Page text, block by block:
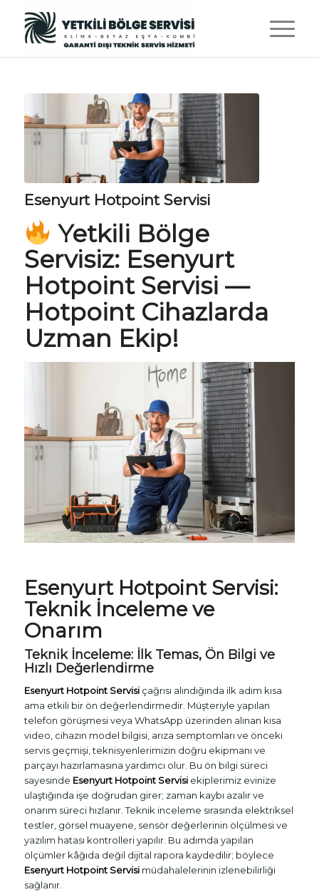
Esenyurt Hotpoint Servisi
Yetkili Bölge
Servisiz: Esenyurt
Hotpoint Servisi —
Hotpoint Cihazlarda
Uzman Ekip!
Esenyurt Hotpoint Servisi:
Teknik İnceleme ve
Onarım
Teknik İnceleme: İlk Temas, Ön Bilgi ve
Hızlı Değerlendirme
Esenyurt Hotpoint Servisiçağrısı alındığında ilk adım kısa
ama etkili bir ön değerlendirmedir. Müşteriyle yapılan
telefon görüşmesi veya WhatsApp üzerinden alınan kısa
video, cihazın model bilgisi, arıza semptomları ve önceki
servis geçmişi, teknisyenlerimizin doğru ekipmanı ve
parçayı hazırlamasına yardımcı olur. Bu ön bilgi süreci
sayesinde Esenyurt Hotpoint Servisiekiplerimiz evinize
ulaştığında işe doğrudan girer; zaman kaybı azalır ve
onarım süreci hızlanır. Teknik inceleme sırasında elektriksel
testler, görsel muayene, sensör değerlerinin ölçülmesi ve
yazılım hatası kontrolleri yapılır. Bu adımda yapılan
ölçümler kâğıda değil dijital rapora kaydedilir; böylece
Esenyurt Hotpoint Servisimüdahalelerinin izlenebilirliği
sağlanır.